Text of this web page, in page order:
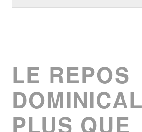
LE REPOS
DOMINICAL
PLUS QUE